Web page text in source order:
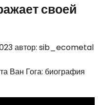
своей
автор: sib_ecometal